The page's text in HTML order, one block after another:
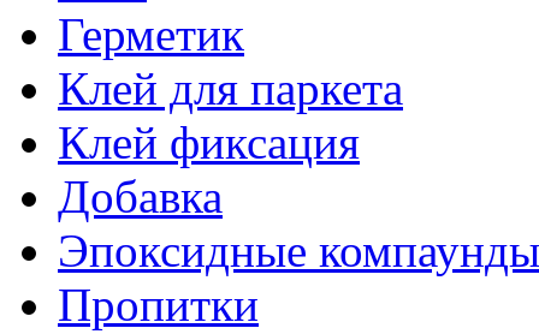
Герметик
Клей для паркета
Клей фиксация
Добавка
Эпоксидные компаунды
Пропитки